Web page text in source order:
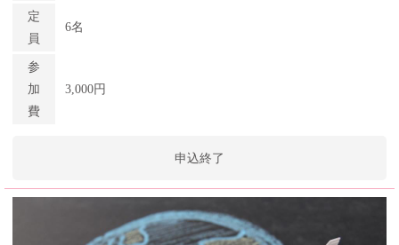
定
員
6名
参
加
費
3,000円
申込終了